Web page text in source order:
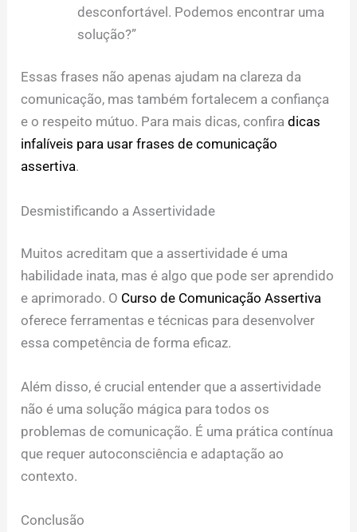
desconfortável. Podemos encontrar uma
solução?”
Essas frases não apenas ajudam na clareza da
comunicação, mas também fortalecem a confiança
e o respeito mútuo. Para mais dicas, confiradicas
infalíveis para usar frases de comunicação
assertiva.
Desmistificando a Assertividade
Muitos acreditam que a assertividade é uma
habilidade inata, mas é algo que pode ser aprendido
e aprimorado. O Curso de Comunicação Assertiva
oferece ferramentas e técnicas para desenvolver
essa competência de forma eficaz.
Além disso, é crucial entender que a assertividade
não é uma solução mágica para todos os
problemas de comunicação. É uma prática contínua
que requer autoconsciência e adaptação ao
contexto.
Conclusão